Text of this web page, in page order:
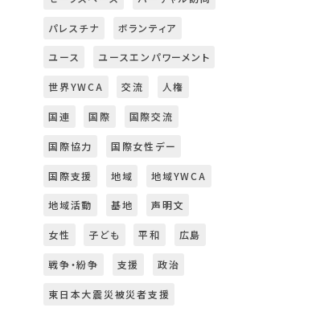
パレスチナ ボランティア
ユース ユースエンパワーメント
世界YWCA 交流 人権
国連 国際 国際交流
国際協力 国際女性デー
国際支援 地域 地域YWCA
地域活動 基地 声明文
女性 子ども 平和 広島
戦争・紛争 支援 政治
東日本大震災被災者支援